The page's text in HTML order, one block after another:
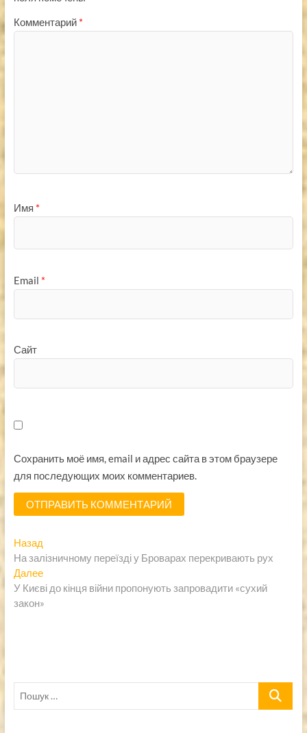
Комментарий *
Имя *
Email *
Сайт
Сохранить моё имя, email и адрес сайта в этом браузере
для последующих моих комментариев.
Навигация
по
записям
НазадПредыдущая
запись:
На залізничному переїзді у Броварах перекривають рух
ДалееСледующая
запись:
У Києві до кінця війни пропонують запровадити «сухий
закон»
Пошук